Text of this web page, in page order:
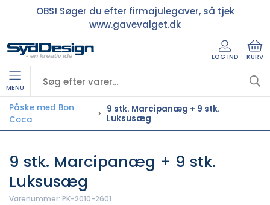
OBS! Søger du efter firmajulegaver, så tjek
www.gavevalget.dk
LOG IND KURV
MENU
Påske med Bon
Coca
9 stk. Marcipanæg + 9 stk.
Luksusæg
9 stk. Marcipanæg + 9 stk.
Luksusæg
Varenummer: PK-2010-2601